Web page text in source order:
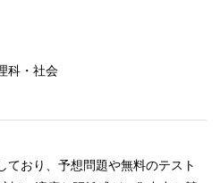
科・社会
ており、予想問題や無料のテスト